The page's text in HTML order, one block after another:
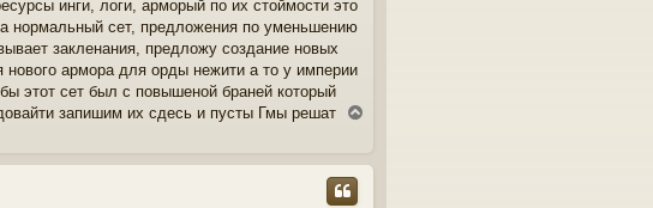
инги, логи, арморый по их стоймости это
нормальный сет, предложения по уменьшению
закленания, предложу создание новых
армора для орды нежити а то у империи
этот сет был с повышеной браней который
запишим их сдесь и пусты Гмы решат